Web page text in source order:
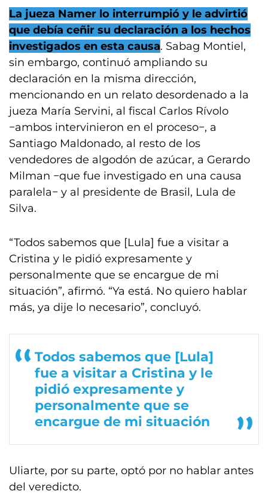
La jueza Namer lo interrumpió y le advirtió
que debía ceñir su declaración a los hechos
investigados en esta causa. Sabag Montiel,
sin embargo, continuó ampliando su
declaración en la misma dirección,
mencionando en un relato desordenado a la
jueza María Servini, al fiscal Carlos Rívolo
−ambos intervinieron en el proceso−, a
Santiago Maldonado, al resto de los
vendedores de algodón de azúcar, a Gerardo
Milman −que fue investigado en una causa
paralela− y al presidente de Brasil, Lula de
Silva.
“Todos sabemos que [Lula] fue a visitar a
Cristina y le pidió expresamente y
personalmente que se encargue de mi
situación”, afirmó. “Ya está. No quiero hablar
más, ya dije lo necesario”, concluyó.
Todos sabemos que [Lula]
fue a visitar a Cristina y le
pidió expresamente y
personalmente que se
encargue de mi situación
Uliarte, por su parte, optó por no hablar antes
del veredicto.